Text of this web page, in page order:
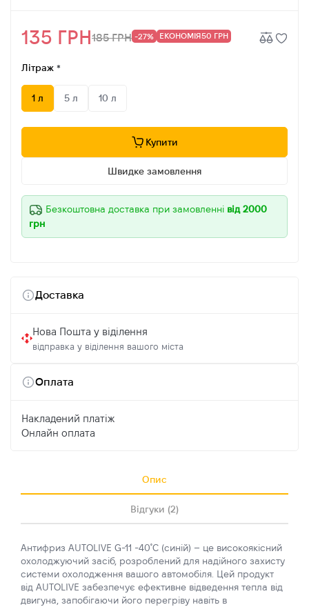
135 ГРН185 ГРН -27% ЕКОНОМІЯ50 ГРН
Літраж
1 л 5 л 10 л
Купити
Швидке замовлення
Безкоштовна доставка при замовленні від 2000
грн
Доставка
Нова Пошта у віділення
відправка у віділення вашого міста
Оплата
Накладений платіж
Онлайн оплата
Опис
Відгуки (2)
Антифриз AUTOLIVE G-11 -40˚C (синій) – це високоякісний
охолоджуючий засіб, розроблений для надійного захисту
системи охолодження вашого автомобіля. Цей продукт
від AUTOLIVE забезпечує ефективне відведення тепла від
двигуна, запобігаючи його перегріву навіть в